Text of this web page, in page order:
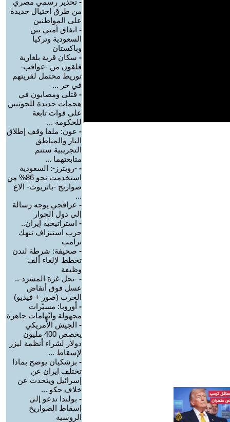
- تحذير رسمي مصري
من طرق احتيال جديدة
على المواطنين
- اتفاق أمني بين
السعودية وتركيا
وباكستان
- سكان قرية بلغارية
قلقون من -عواقب-
توريط محتمل لقريتهم
في حر ...
- قتلى ومصابون في
هجمات جديدة للحوثيين
على قوات تابعة
للحكومة ...
- عون: ملفا وقف إطلاق
النار والمناطق
التجريبية ستتم
متابعتهما ...
- -رويترز-: السعودية
استخدمت نحو 86% من
صواريخ -باتريوت- الاع
...
- عراقجي يوجه رسالة
إلى دول الجوار
- استراتيجية إيران..
حرب استنزاف تنهك
ترامب
- صحيفة: شرطة لندن
تخطط لإلغاء ألف
وظيفة
- -نحل غزة المشرد-..
عسل فوق أنقاض
الحرب (صور + فيديو)
- أوروبا: مسيّرات
مجهولة واتّهامات جاهزة
- الجيش الأمريكي
يخصص 400 مليون
دولار لشراء أنظمة ليزر
لإسقاط ...
- بزشكيان يوضح بماذا
تختلف إيران عن
إسرائيل ويتحدث عن
خلاف حكو ...
- بولندا تدعو إلى
إسقاط الصواريخ
الروسية